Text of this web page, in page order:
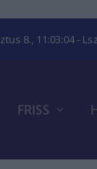
8., 11:03:05-
FRISS